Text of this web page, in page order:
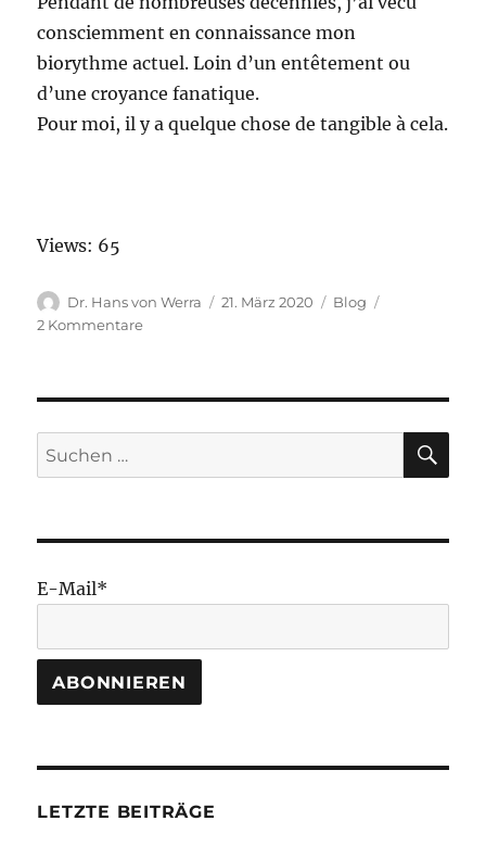
consciemment en connaissance mon
biorythme actuel. Loin d’un entêtement ou
d’une croyance fanatique.
Pour moi, il y a quelque chose de tangible à cela.
Views: 65
Autor
Dr. Hans von Werra
Veröffentlicht
21. März 2020 Kategorien
Blog
2 Kommentarezu
Suchen
nach:
E-Mail*
LETZTE BEITRÄGE